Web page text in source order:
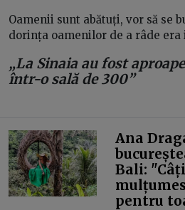
Oamenii sunt abătuți, vor să se
dorința oamenilor de a râde era
„La Sinaia au fost
într-o sală de 300”
Ana
Bali:
pentru